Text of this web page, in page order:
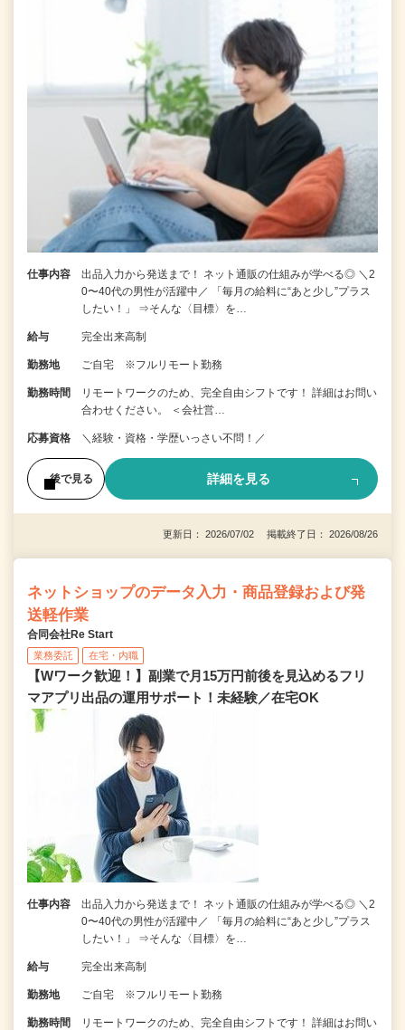
仕事内容
出品入力から発送まで！ ネット通販の仕組みが学べる◎ ＼2
0〜40代の男性が活躍中／ 「毎月の給料に“あと少し”プラス
したい！」 ⇒そんな〈目標〉を…
給与 完全出来高制
勤務地 ご自宅 ※フルリモート勤務
勤務時間
リモートワークのため、完全自由シフトです！ 詳細はお問い
合わせください。 ＜会社営…
応募資格 ＼経験・資格・学歴いっさい不問！／
後で見る 詳細を見る
更新日： 2026/07/02 掲載終了日： 2026/08/26
ネットショップのデータ入力・商品登録および発
送軽作業
合同会社Re Start
業務委託 在宅・内職
【Wワーク歓迎！】副業で月15万円前後を見込めるフリ
マアプリ出品の運用サポート！未経験／在宅OK
仕事内容
出品入力から発送まで！ ネット通販の仕組みが学べる◎ ＼2
0〜40代の男性が活躍中／ 「毎月の給料に“あと少し”プラス
したい！」 ⇒そんな〈目標〉を…
給与 完全出来高制
勤務地 ご自宅 ※フルリモート勤務
勤務時間 リモートワークのため、完全自由シフトです！ 詳細はお問い